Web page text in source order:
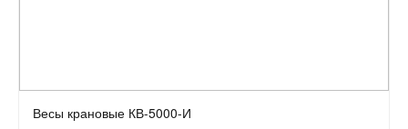
Весы крановые КВ-5000-И